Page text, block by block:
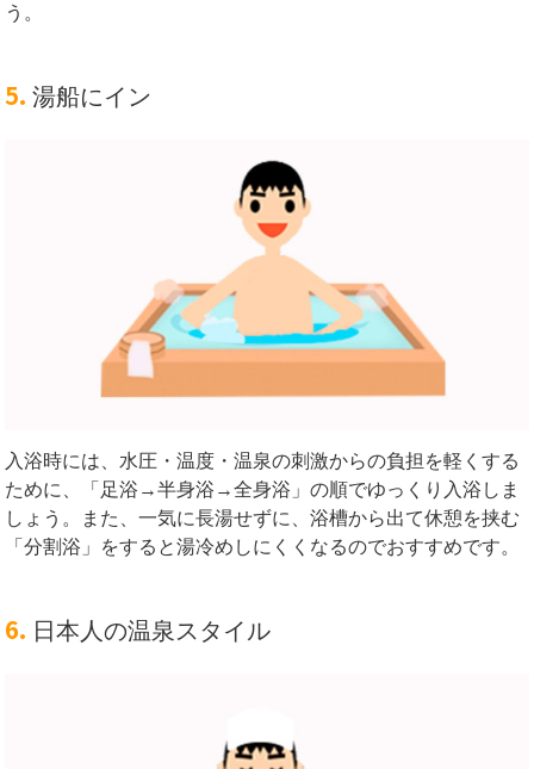
う。
5.湯船にイン
入浴時には、水圧・温度・温泉の刺激からの負担を軽くする
ために、「足浴→半身浴→全身浴」の順でゆっくり入浴しま
しょう。また、一気に長湯せずに、浴槽から出て休憩を挟む
「分割浴」をすると湯冷めしにくくなるのでおすすめです。
6. 日本人の温泉スタイル